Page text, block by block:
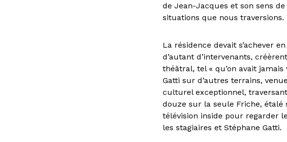
de Jean-Jacques et son sens
situations que nous traversions.
La résidence devait s’achever
d’autant d’intervenants,
théâtral, tel « qu’on avait
Gatti sur d’autres terrains,
culturel exceptionnel,
douze sur la seule Friche,
télévision inside pour regarder
les stagiaires et Stéphane Gatti.